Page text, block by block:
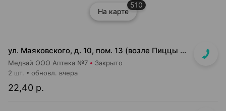
На карте
510
ул. Маяковского, д. 10, пом. 13 (возле Пиццы Мании)
Медвай ООО Аптека №7 Закрыто
22,40 р.
2 шт. обновл. вчера